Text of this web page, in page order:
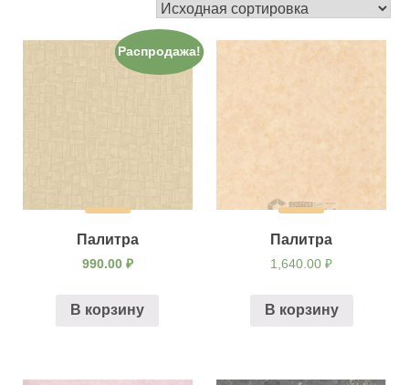
Распродажа!
Палитра
990.00 ₽
В корзину
Палитра
1,640.00₽
В корзину